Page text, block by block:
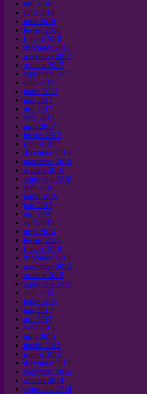
mai 2018
avril 2018
mars 2018
février 2018
janvier 2018
décembre 2017
novembre 2017
octobre 2017
septembre 2017
août 2017
juillet 2017
juin 2017
mai 2017
avril 2017
mars 2017
février 2017
janvier 2017
décembre 2016
novembre 2016
octobre 2016
septembre 2016
août 2016
juillet 2016
juin 2016
mai 2016
avril 2016
mars 2016
février 2016
janvier 2016
décembre 2015
novembre 2015
octobre 2015
septembre 2015
août 2015
juillet 2015
juin 2015
mai 2015
avril 2015
mars 2015
février 2015
janvier 2015
décembre 2014
novembre 2014
octobre 2014
septembre 2014